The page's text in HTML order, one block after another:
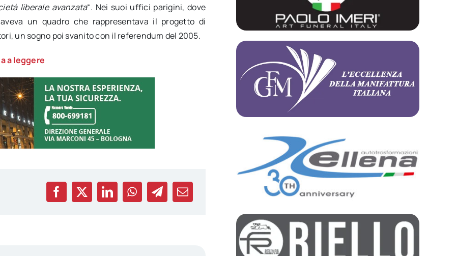
liberale avanzata“. Nei suoi uffici parigini, dove
un quadro che rappresentava il progetto di
un sogno poi svanito con il referendum del 2005.
a leggere